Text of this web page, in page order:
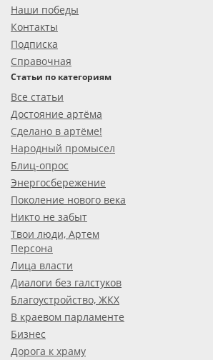
Наши победы
Контакты
Подписка
Справочная
Статьи по категориям
Все статьи
Достояние артёма
Сделано в артёме!
Народный промысел
Блиц-опрос
Энергосбережение
Поколение нового века
Никто не забыт
Твои люди, Артем
Персона
Лица власти
Диалоги без галстуков
Благоустройство, ЖКХ
В краевом парламенте
Бизнес
Дорога к храму